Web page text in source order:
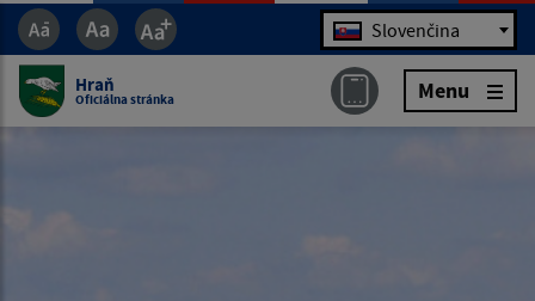
Jazyk Slovenčina
Hraň
Oficiálna stránka Menu